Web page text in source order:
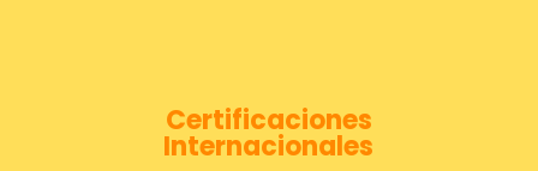
Certificaciones
Internacionales